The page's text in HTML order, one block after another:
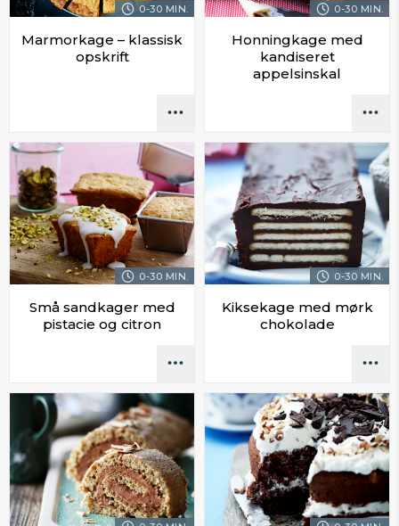
0-30 MIN.
Marmorkage – klassisk
opskrift
0-30 MIN.
Honningkage med
kandiseret
appelsinskal
0-30 MIN.
Små sandkager med
pistacie og citron
0-30 MIN.
Kiksekage med mørk
chokolade